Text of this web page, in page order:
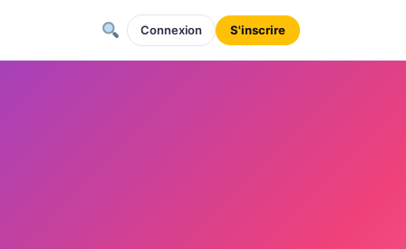
Connexion S'inscrire